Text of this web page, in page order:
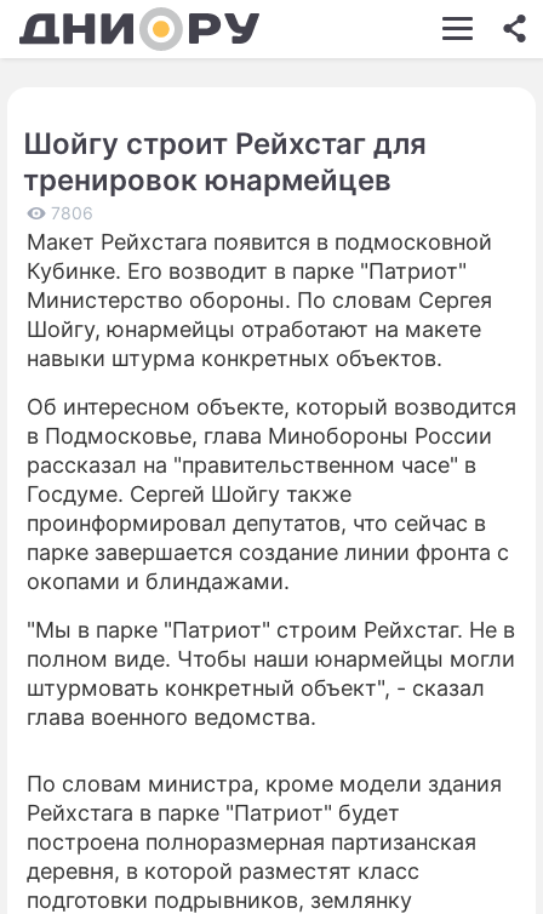
ШОУ-БИЗНЕС
КИНО
НЕДВИЖИМОСТЬ
ЗДОРОВЬЕ
ЭКОНОМИКА
ПРОИСШЕСТВИЯ
СОННИК
СТИЛЬ ЖИЗНИ
СЕРИАЛЫ
ИГРЫ
О ПРОЕКТЕ
Шойгу строит Рейхстаг для
тренировок юнармейцев
7806
Макет Рейхстага появится в подмосковной
Кубинке. Его возводит в парке "Патриот"
Министерство обороны. По словам Сергея
Шойгу, юнармейцы отработают на макете
навыки штурма конкретных объектов.
Об интересном объекте, который возводится
в Подмосковье, глава Минобороны России
рассказал на "правительственном часе" в
Госдуме. Сергей Шойгу также
проинформировал депутатов, что сейчас в
парке завершается создание линии фронта с
окопами и блиндажами.
"Мы в парке "Патриот" строим Рейхстаг. Не в
полном виде. Чтобы наши юнармейцы могли
штурмовать конкретный объект", - сказал
глава военного ведомства.
По словам министра, кроме модели здания
Рейхстага в парке "Патриот" будет
построена полноразмерная партизанская
деревня, в которой разместят класс
подготовки подрывников, землянку